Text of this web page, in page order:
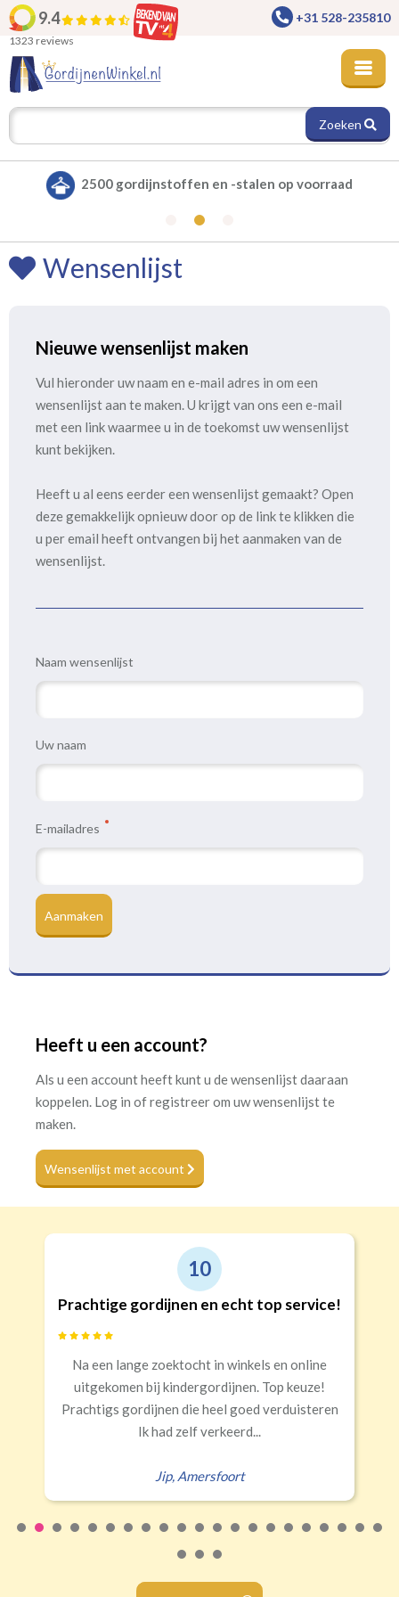
9.4
1323 reviews
+31 528-235810
Zoeken
2500 gordijnstoffen en -stalen op voorraad
Wensenlijst
Nieuwe wensenlijst maken
Vul hieronder uw naam en e-mail adres in om een
wensenlijst aan te maken. U krijgt van ons een e-mail
met een link waarmee u in de toekomst uw wensenlijst
kunt bekijken.
Heeft u al eens eerder een wensenlijst gemaakt? Open
deze gemakkelijk opnieuw door op de link te klikken die
u per email heeft ontvangen bij het aanmaken van de
wensenlijst.
Naam wensenlijst
Uw naam
E-mailadres
Aanmaken
Heeft u een account?
Als u een account heeft kunt u de wensenlijst daaraan
koppelen. Log in of registreer om uw wensenlijst te
maken.
Wensenlijst met account
10
Prachtige gordijnen en echt top service!
Na een lange zoektocht in winkels en online
uitgekomen bij kindergordijnen. Top keuze!
Prachtigs gordijnen die heel goed verduisteren
Ik had zelf verkeerd...
Jip, Amersfoort